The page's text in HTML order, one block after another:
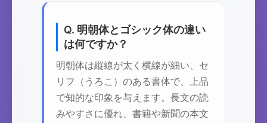
Q. 明朝体とゴシック体の違い
は何ですか？
明朝体は縦線が太く横線が細い、セ
リフ（うろこ）のある書体で、上品
で知的な印象を与えます。長文の読
みやすさに優れ、書籍や新聞の本文